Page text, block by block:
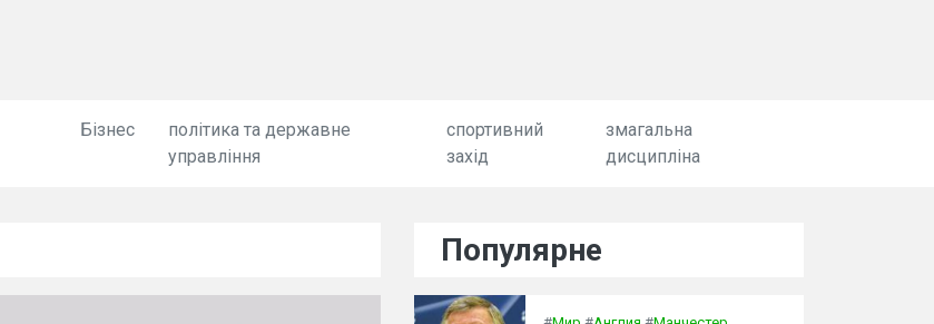
Бізнес
політика та державне
управління
спортивний
захід
змагальна
дисципліна
Популярне